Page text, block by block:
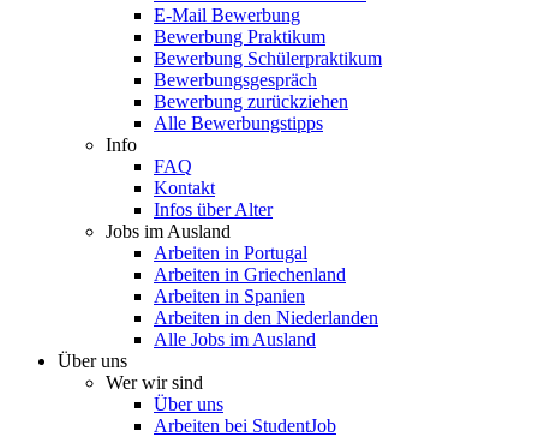
E-Mail Bewerbung
Bewerbung Praktikum
Bewerbung Schülerpraktikum
Bewerbungsgespräch
Bewerbung zurückziehen
Alle Bewerbungstipps
Info
FAQ
Kontakt
Infos über Alter
Jobs im Ausland
Arbeiten in Portugal
Arbeiten in Griechenland
Arbeiten in Spanien
Arbeiten in den Niederlanden
Alle Jobs im Ausland
Über uns
Wer wir sind
Über uns
Arbeiten bei StudentJob